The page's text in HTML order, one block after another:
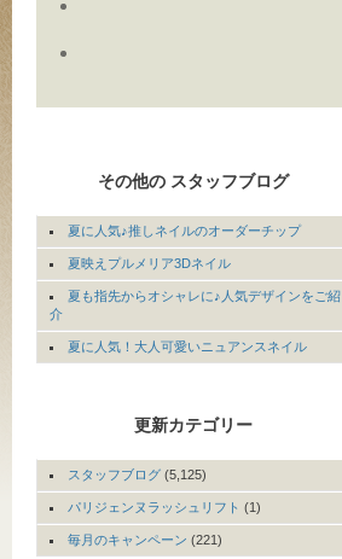
その他の スタッフブログ
夏に人気♪推しネイルのオーダーチップ
夏映えプルメリア3Dネイル
夏も指先からオシャレに♪人気デザインをご紹
介
夏に人気！大人可愛いニュアンスネイル
更新カテゴリー
スタッフブログ (5,125)
パリジェンヌラッシュリフト (1)
毎月のキャンペーン (221)